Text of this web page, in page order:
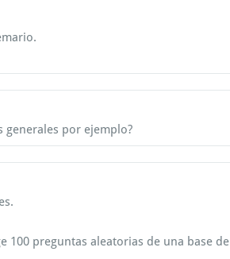
generales por ejemplo?
100 preguntas aleatorias de una base de